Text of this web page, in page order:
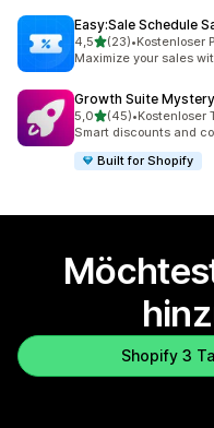
Easy:Sale Schedule
4,5von 5 Sternen
(23)
23 Rezensionen
•Kostenloser
Maximize your sales
Growth Suite
5,0von 5 Sternen
(45)
45 Rezensionen
•Kostenloser
Smart discounts and
Built for Shopify
Shopify 3